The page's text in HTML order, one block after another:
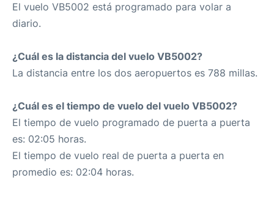
El vuelo VB5002 está programado para volar a
diario.
¿Cuál es la distancia del vuelo VB5002?
La distancia entre los dos aeropuertos es 788 millas.
¿Cuál es el tiempo de vuelo del vuelo VB5002?
El tiempo de vuelo programado de puerta a puerta
es: 02:05 horas.
El tiempo de vuelo real de puerta a puerta en
promedio es: 02:04 horas.